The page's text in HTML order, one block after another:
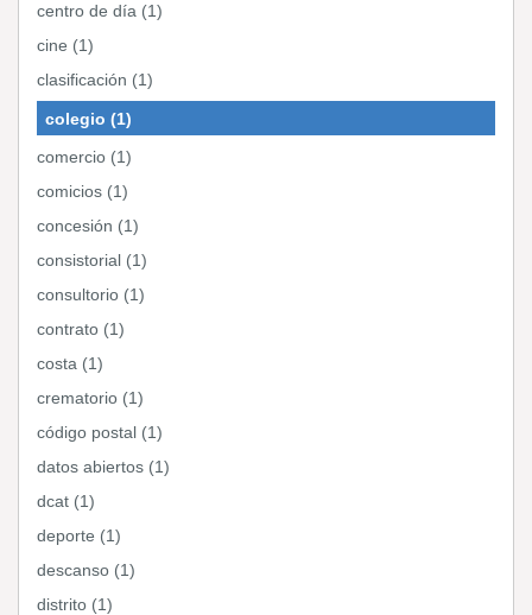
centro de día (1)
cine (1)
clasificación (1)
colegio (1)
comercio (1)
comicios (1)
concesión (1)
consistorial (1)
consultorio (1)
contrato (1)
costa (1)
crematorio (1)
código postal (1)
datos abiertos (1)
dcat (1)
deporte (1)
descanso (1)
distrito (1)